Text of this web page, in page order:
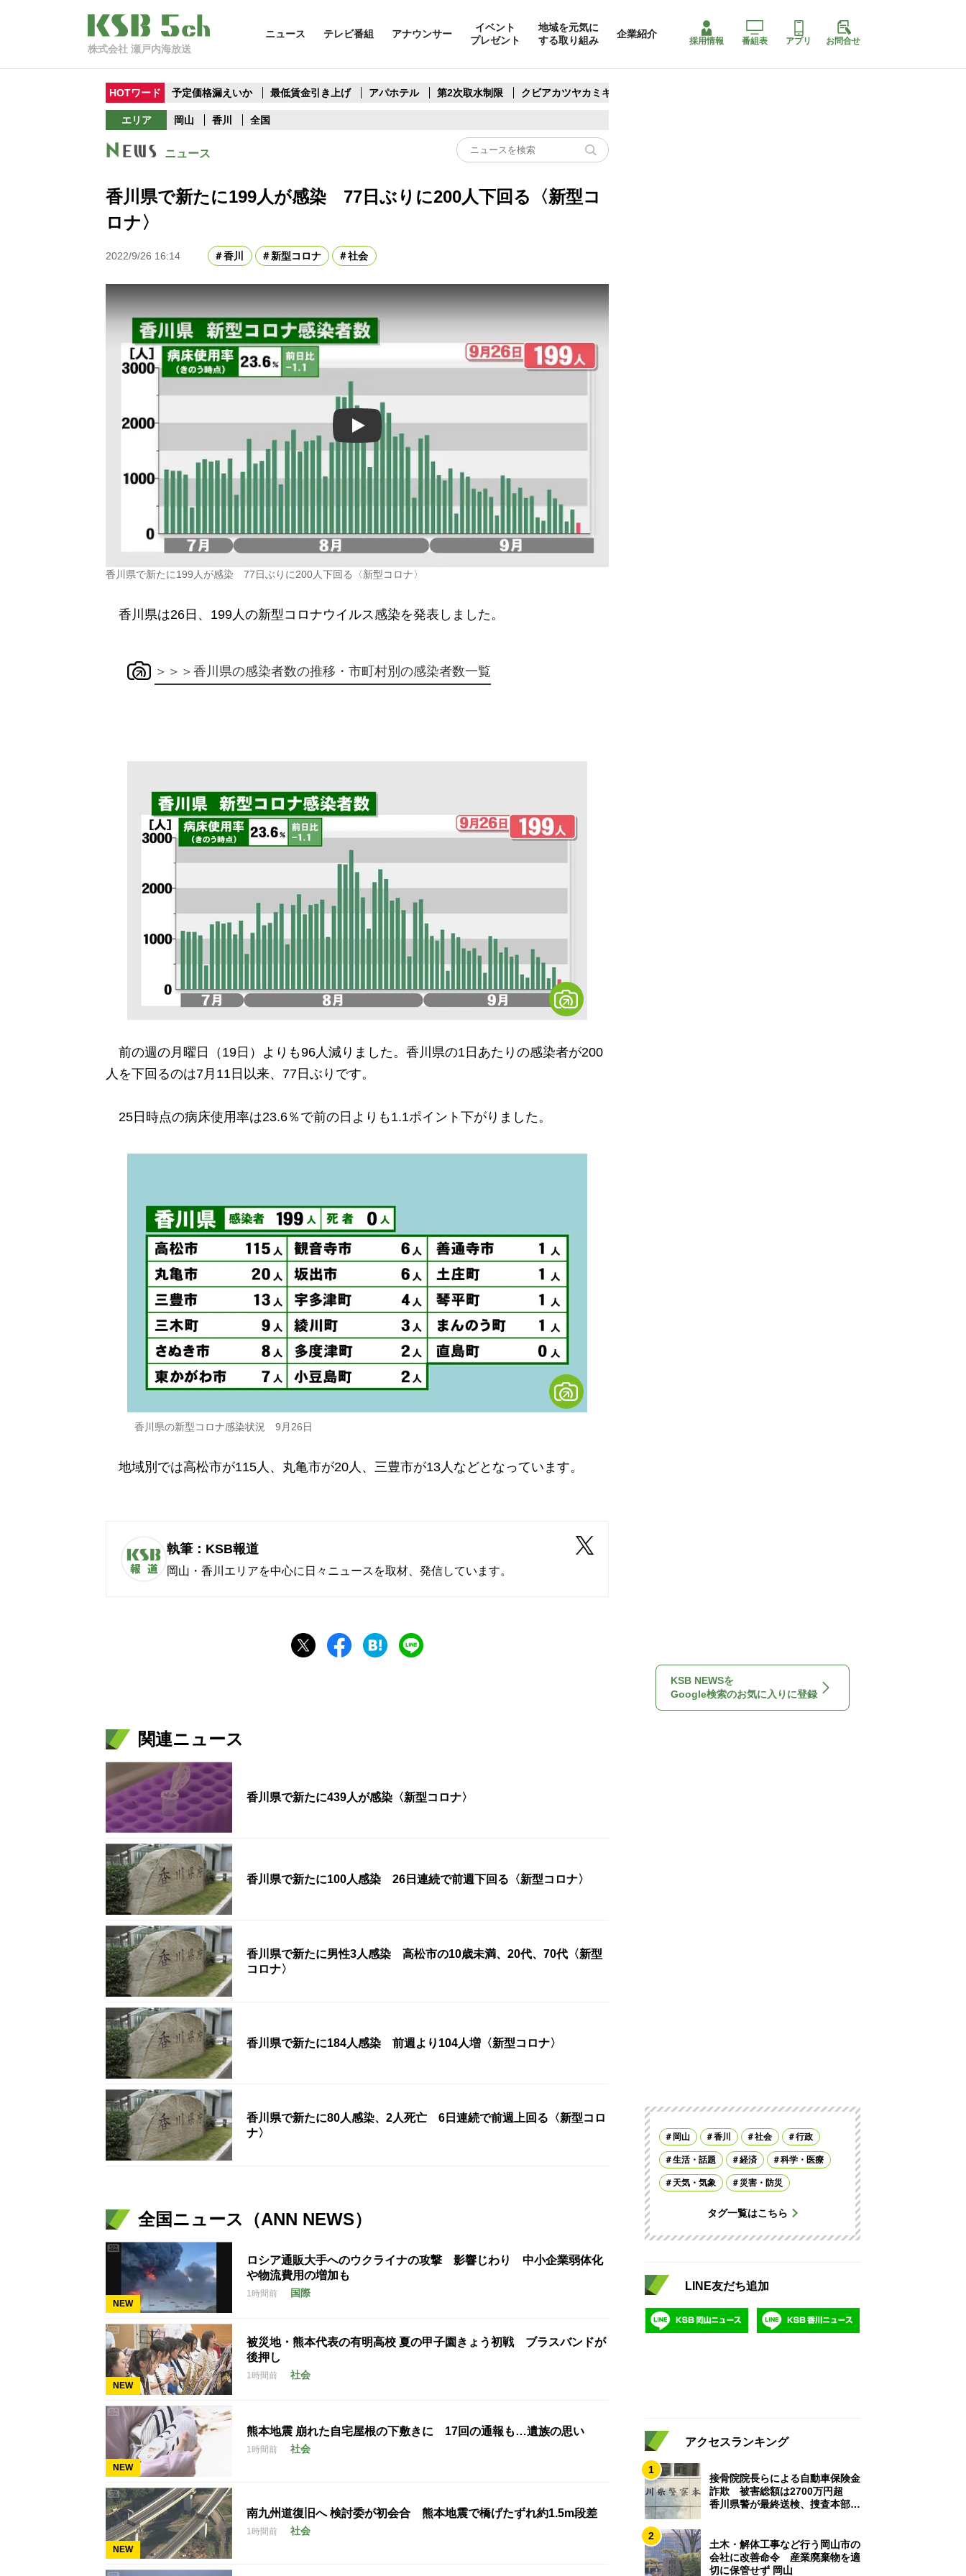
株式会社 瀬戸内海放送
ニュース テレビ番組 アナウンサー
イベント
プレゼント
地域を元気に
する取り組み
企業紹介
採用情報 番組表 アプリ お問合せ
HOTワード 予定価格漏えいか 最低賃金引き上げ アパホテル 第2次取水制限 クビアカツヤカミキリ
エリア 岡山 香川 全国
ニュース
香川県で新たに199人が感染 77日ぶりに200人下回る〈新型コ
ロナ〉
2022/9/26 16:14 香川 新型コロナ 社会
Play
香川県で新たに199人が感染 77日ぶりに200人下回る〈新型コロナ〉
香川県は26日、199人の新型コロナウイルス感染を発表しました。
＞＞＞香川県の感染者数の推移・市町村別の感染者数一覧
前の週の月曜日（19日）よりも96人減りました。香川県の1日あたりの感染者が200
人を下回るのは7月11日以来、77日ぶりです。
25日時点の病床使用率は23.6％で前の日よりも1.1ポイント下がりました。
香川県の新型コロナ感染状況 9月26日
地域別では高松市が115人、丸亀市が20人、三豊市が13人などとなっています。
執筆：KSB報道
岡山・香川エリアを中心に日々ニュースを取材、発信しています。
関連ニュース
香川県で新たに439人が感染〈新型コロナ〉
香川県で新たに100人感染 26日連続で前週下回る〈新型コロナ〉
香川県で新たに男性3人感染 高松市の10歳未満、20代、70代〈新型
コロナ〉
香川県で新たに184人感染 前週より104人増〈新型コロナ〉
香川県で新たに80人感染、2人死亡 6日連続で前週上回る〈新型コロ
ナ〉
全国ニュース（ANN NEWS）
NEW
ロシア通販大手へのウクライナの攻撃 影響じわり 中小企業弱体化
や物流費用の増加も
1時間前 国際
NEW
被災地・熊本代表の有明高校 夏の甲子園きょう初戦 ブラスバンドが
後押し
1時間前 社会
NEW
熊本地震 崩れた自宅屋根の下敷きに 17回の通報も…遺族の思い
1時間前 社会
NEW
南九州道復旧へ 検討委が初会合 熊本地震で橋げたずれ約1.5m段差
1時間前 社会
KSB NEWSを
Google検索のお気に入りに登録
岡山 香川 社会 行政
生活・話題 経済 科学・医療
天気・気象 災害・防災
タグ一覧はこちら
LINE友だち追加
アクセスランキング
1
接骨院院長らによる自動車保険金
詐欺 被害総額は2700万円超
香川県警が最終送検、捜査本部解
2
土木・解体工事など行う岡山市の
会社に改善命令 産業廃棄物を適
切に保管せず 岡山